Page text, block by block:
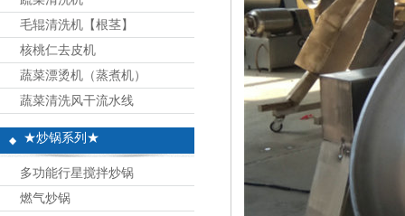
毛辊清洗机【根茎】
核桃仁去皮机
蔬菜漂烫机（蒸煮机）
蔬菜清洗风干流水线
★炒锅系列★
多功能行星搅拌炒锅
燃气炒锅